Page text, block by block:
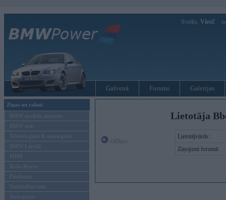
Sveiks, Viesi!
Galvenā Forums Galerijas
Ziņas un raksti
BMW modeļu jaunumi
BMW testi
Tehnoloģijas & sasniegumi
BMW Latvijā
MINI
Rolls-Royce
Pasākumi
Vadāmības tests
Autosports
Lietotāja
Lietotājvārds:
Ziņojumi forumā: